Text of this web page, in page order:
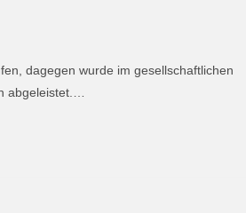
dagegen wurde im gesellschaftlichen
abgeleistet.…